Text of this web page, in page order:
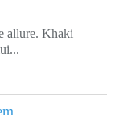
allure. Khaki